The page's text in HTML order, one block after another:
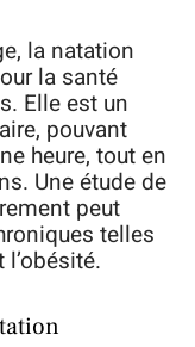
la natation
la santé
Elle est un
pouvant
heure, tout en
Une étude de
peut
telles